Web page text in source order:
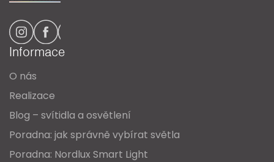
Informace
O nás
Realizace
Blog – svítidla a osvětlení
Poradna: jak správně vybírat světla
Poradna: Nordlux Smart Light